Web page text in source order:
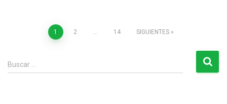
Paginación
de
1 2 14 SIGUIENTES
u
Buscar …